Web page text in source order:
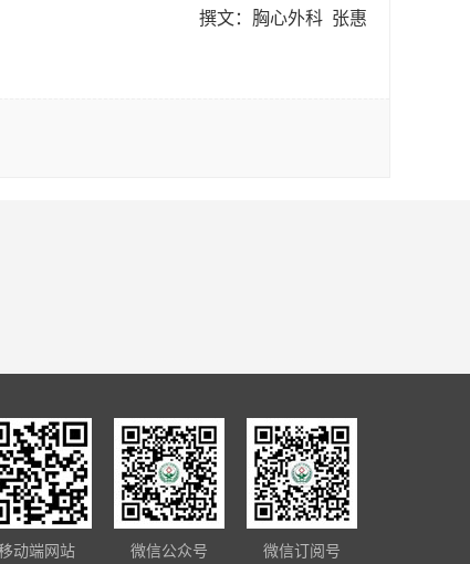
撰文：胸心外科 张惠
动端网站 微信公众号 微信订阅号